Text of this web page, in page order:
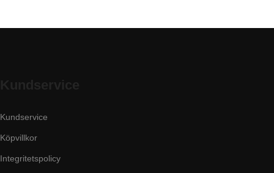
Kundservice
Köpvillkor
Integritetspolicy